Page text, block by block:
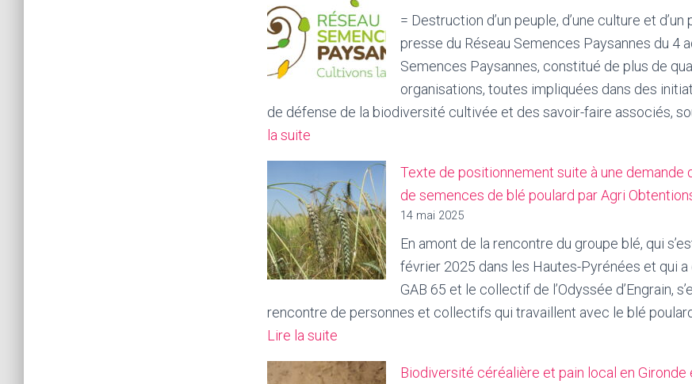
membres
production
and
marketing
reproductive
european
reform:
250
european
organisations
urge
protect
= Destruction d’un peuple, d’une culture et
presse du Réseau Semences Paysannes du 4
Semences Paysannes, constitué de plus de
organisations, toutes impliquées dans des
de défense de la biodiversité cultivée et des savoir-faire associés,
la suite
Semences,
cibles
de
guerre
Texte de positionnement suite à une demande
de semences de blé poulard par Agri
14 mai 2025
En amont de la rencontre du groupe blé, qui
février 2025 dans les Hautes-Pyrénées et qui
GAB 65 et le collectif de l’Odyssée d’Engrain,
rencontre de personnes et collectifs qui travaillent avec le blé
Lire la suite
Texte
de
Biodiversité céréalière et pain local en Gironde